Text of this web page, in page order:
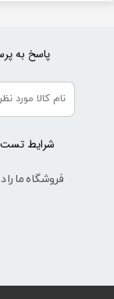
فروشگاه ما
پاسخ به
شرایط تست